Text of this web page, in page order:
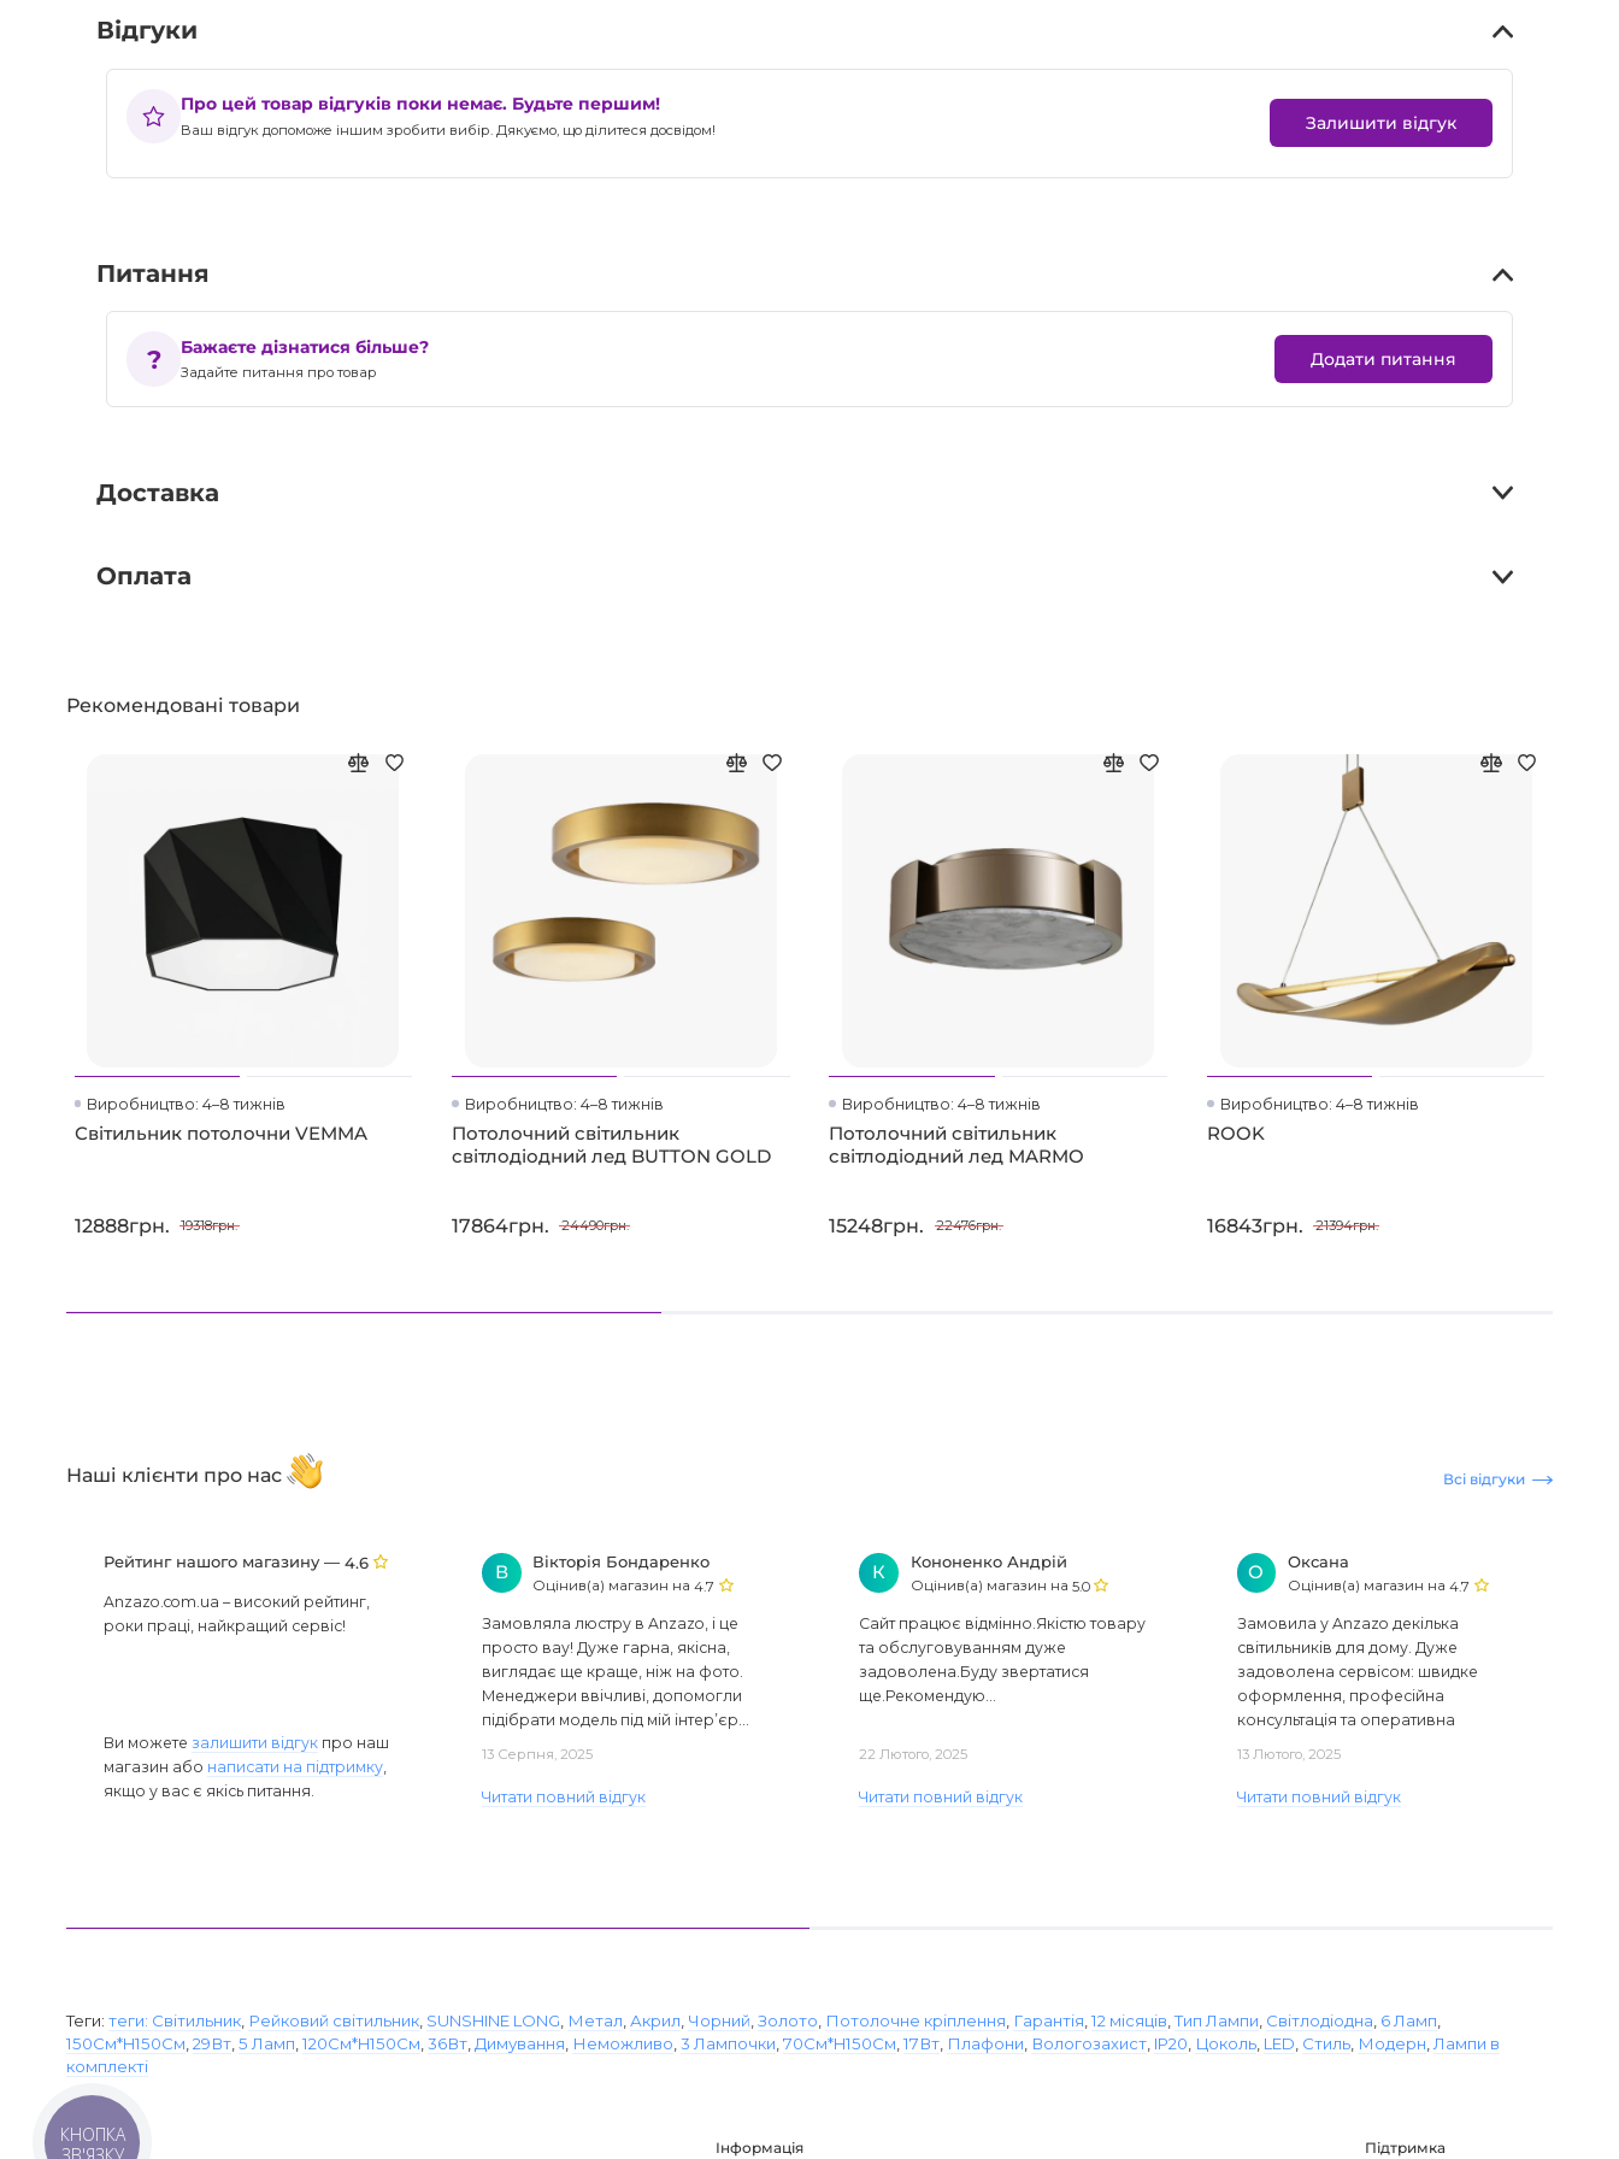
Відгуки
Про цей товар відгуків поки немає. Будьте першим!
Ваш відгук допоможе іншим зробити вибір. Дякуємо, що ділитеся досвідом! Залишити відгук
Питання
Бажаєте дізнатися більше?
Задайте питання про товар
Додати питання
Доставка
Оплата
Рекомендовані товари
Виробництво: 4–8 тижнів
Світильник потолочни VEMMA
12888грн. 19318грн.
Виробництво: 4–8 тижнів
Потолочний світильник
світлодіодний лед BUTTON GOLD
17864грн. 24490грн.
Виробництво: 4–8 тижнів
Потолочний світильник
світлодіодний лед MARMO
15248грн. 22476грн.
Виробництво: 4–8 тижнів
ROOK
16843грн. 21394грн.
Наші клієнти про нас Всі відгуки
Рейтинг нашого магазину —4.6
Anzazo.com.ua – високий рейтинг,
роки праці, найкращий сервіс!
Ви можете залишити відгук про наш
магазин або написати на підтримку
якщо у вас є якісь питання.
В
Вікторія Бондаренко
Оцінив(а) магазин на4.7
Замовляла люстру в Anzazo, і це
просто вау! Дуже гарна, якісна,
виглядає ще краще, ніж на фото.
Менеджери ввічливі, допомогли
підібрати модель під мій інтер’єр...
13 Серпня, 2025
Читати повний відгук
К
Кононенко Андрій
Оцінив(а) магазин на 5.0
Сайт працює відмінно.Якістю товару
та обслуговуванням дуже
задоволена.Буду звертатися
ще.Рекомендую...
22 Лютого, 2025
Читати повний відгук
О
Оксана
Оцінив(а) магазин на4.7
Замовила у Anzazo декілька
світильників для дому. Дуже
задоволена сервісом: швидке
оформлення, професійна
консультація та оперативна
13 Лютого, 2025
Читати повний відгук
Теги:теги: Світильник Рейковий світильник SUNSHINE LONG Метал Акрил Чорний ,Золото Потолочне кріплення Гарантія ,12 місяців ,Тип Лампи Світлодіодна 6 Ламп
150См*H150См ,29Вт ,5 Ламп ,120См*H150См ,36Вт Димування Неможливо ,3 Лампочки ,70См*H150См ,17Вт Плафони Вологозахист IP20 Цоколь LED Стиль Модерн Лампи в
комплекті
Категорії Інформація Підтримка
КНОПКА